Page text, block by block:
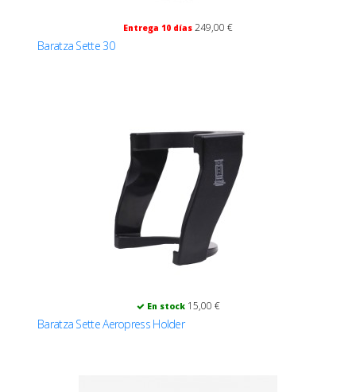
Entrega 10 días 249,00 €
Baratza Sette 30
En stock 15,00 €
Baratza Sette Aeropress Holder